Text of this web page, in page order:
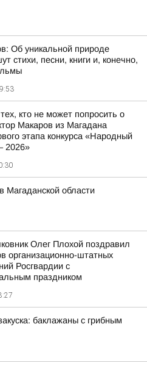
Об уникальной природе
стихи, песни, книги и, конечно,
кто не может попросить о
Макаров из Магадана
этапа конкурса «Народный
2026»
Магаданской области
Олег Плохой поздравил
организационно-штатных
Росгвардии с
праздником
баклажаны с грибным